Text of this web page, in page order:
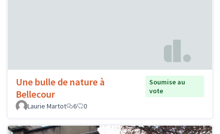
Une bulle de nature à
Bellecour
Soumise au
vote
Laurie Martot
6 0